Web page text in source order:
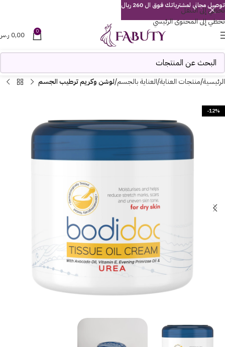
تخطي إلى التنقل
تخطي إلى المحتوى الرئيسي
0
0,00
الرئيسية منتجات العناية العناية بالجسم لوشن وكريم ترطيب الجسم
-12%
توصيل مجاني لمشترياتك فوق ال 260 ريال